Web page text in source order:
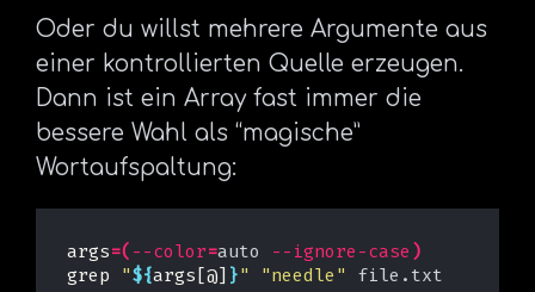
Oder du willst mehrere Argumente aus
einer kontrollierten Quelle erzeugen.
Dann ist ein Array fast immer die
bessere Wahl als “magische”
Wortaufspaltung:
args=( --color=auto --ignore-case )
grep
"${args [@] }" "needle"